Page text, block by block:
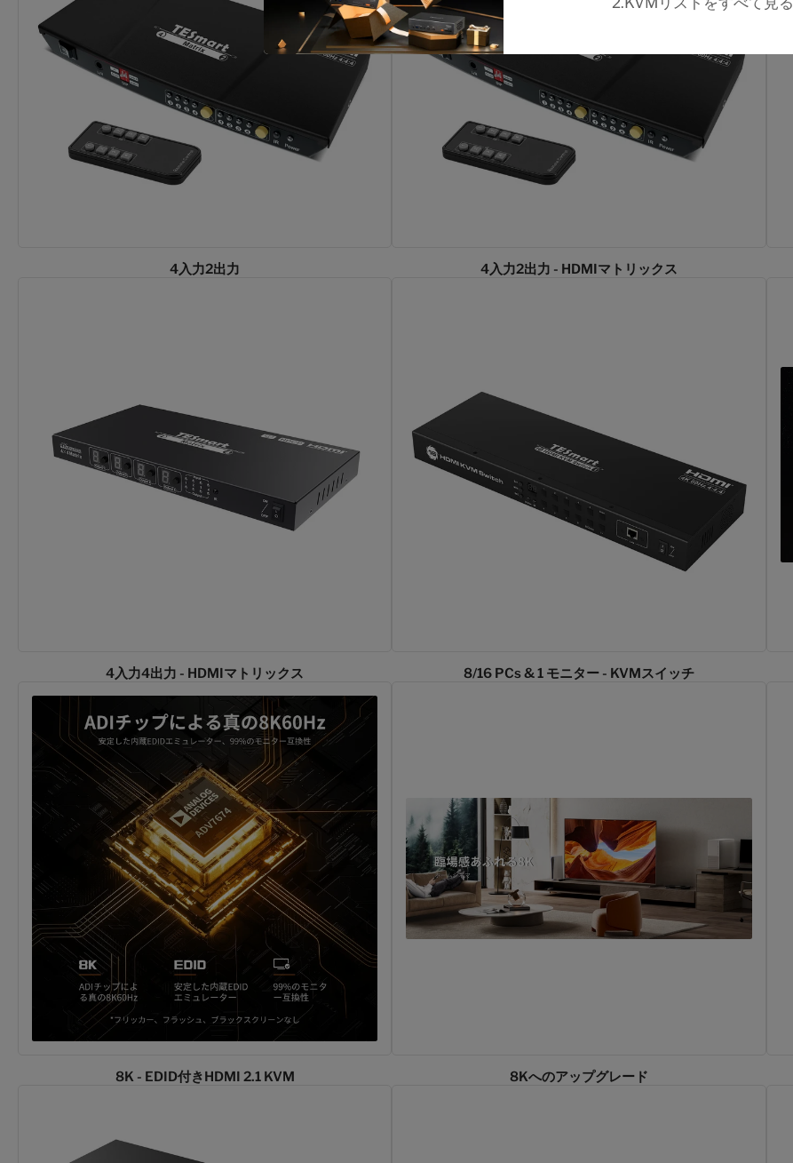
4入力2出力 4入力2出力 - HDMIマトリックス
4入力4出力 - HDMIマトリックス 8/16 PCs & 1 モニター - KVMスイッチ
8K - EDID付きHDMI 2.1 KVM 8Kへのアップグレード